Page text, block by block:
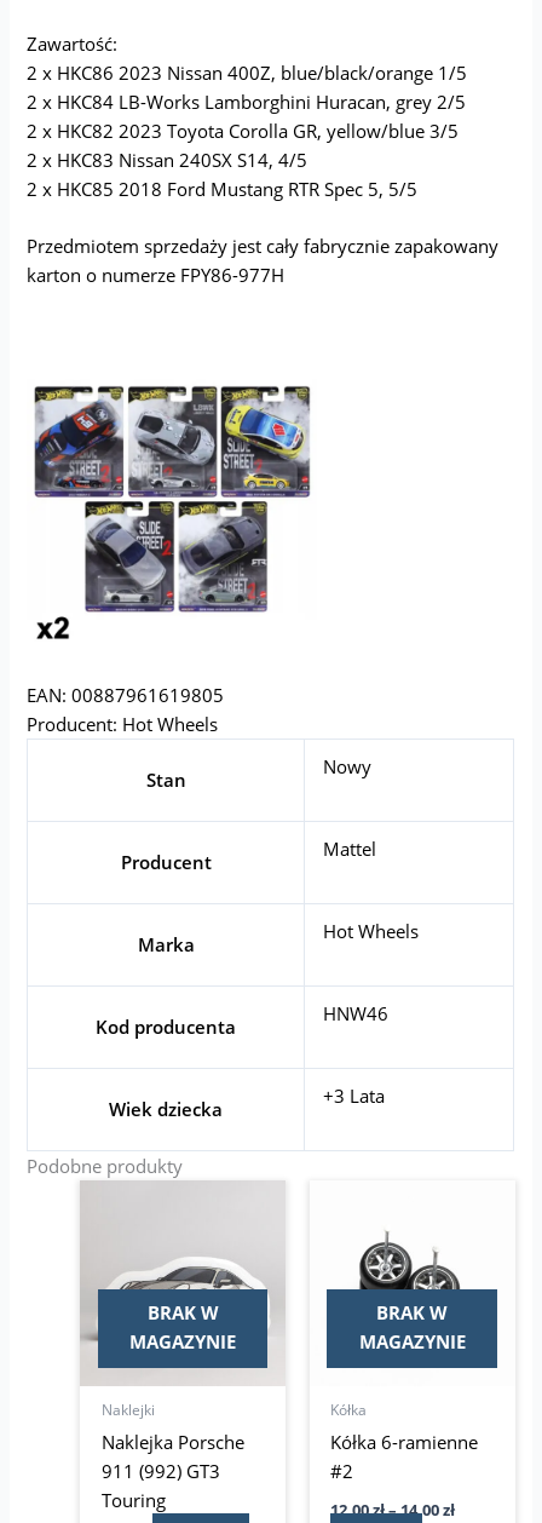
Zawartość:
2 x HKC86 2023 Nissan 400Z, blue/black/orange 1/5
2 x HKC84 LB-Works Lamborghini Huracan, grey 2/5
2 x HKC82 2023 Toyota Corolla GR, yellow/blue 3/5
2 x HKC83 Nissan 240SX S14, 4/5
2 x HKC85 2018 Ford Mustang RTR Spec 5, 5/5
Przedmiotem sprzedaży jest cały fabrycznie zapakowany
karton o numerze FPY86-977H
EAN: 00887961619805
Producent: Hot Wheels
Stan
Nowy
Producent
Mattel
Marka
Hot Wheels
Kod producenta
HNW46
Wiek dziecka
+3 Lata
Podobne produkty
BRAK W
MAGAZYNIE
Naklejki
Naklejka Porsche
911 (992) GT3
Touring
BRAK W
MAGAZYNIE
Kółka
Kółka 6-ramienne
#2
12,00zł–14,00zł
do
14,00 zł
ma
wiele
wariantów.
Opcje
można
stronie